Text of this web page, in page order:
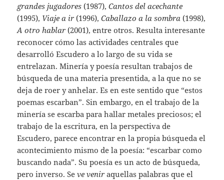
grandes jugadores (1987),Cantos del acechante
(1995), Viaje a ir (1996),Caballazo a la sombra (1998),
A otro hablar (2001), entre otros. Resulta interesante
reconocer cómo las actividades centrales que
desarrolló Escudero a lo largo de su vida se
entrelazan. Minería y poesía resultan trabajos de
búsqueda de una materia presentida, a la que no se
deja de roer y anhelar. Es en este sentido que “estos
poemas escarban”. Sin embargo, en el trabajo de la
minería se escarba para hallar metales preciosos; el
trabajo de la escritura, en la perspectiva de
Escudero, parece encontrar en la propia búsqueda el
acontecimiento mismo de la poesía: “escarbar como
buscando nada”. Su poesía es un acto de búsqueda,
pero inverso. Seve venir aquellas palabras que el